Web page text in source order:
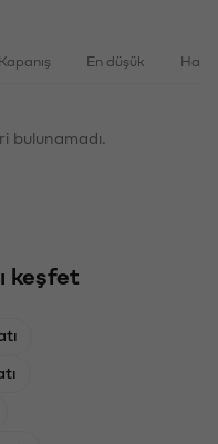
Kapanış En düşük
bulunamadı.
keşfet